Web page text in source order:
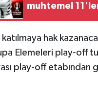
muhtemel
hak
Elemeleri play-off
play-off etabından